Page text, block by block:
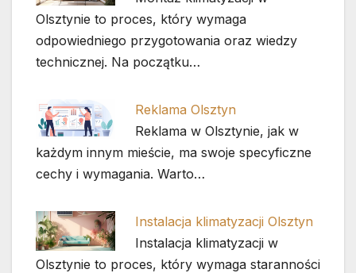
Olsztynie to proces, który wymaga
odpowiedniego przygotowania oraz wiedzy
technicznej. Na początku…
Reklama Olsztyn
Reklama w Olsztynie, jak w
każdym innym mieście, ma swoje specyficzne
cechy i wymagania. Warto…
Instalacja klimatyzacji Olsztyn
Instalacja klimatyzacji w
Olsztynie to proces, który wymaga staranności